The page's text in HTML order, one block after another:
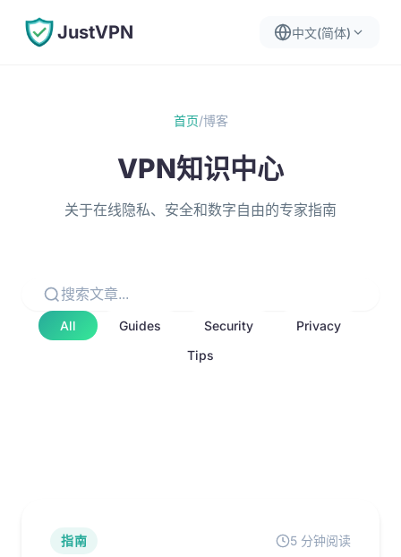
JustVPN 中文(简体)
首页/博客
VPN知识中心
关于在线隐私、安全和数字自由的专家指南
All Guides Security
Privacy
Tips
指南 5 分钟阅读